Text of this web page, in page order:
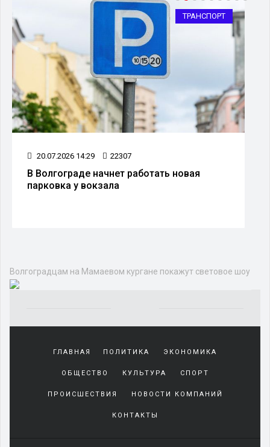
ТРАНСПОРТ
20.07.2026 14:29 22307
В Волгограде начнет работать новая
парковка у вокзала
Волгоградцам на Мамаевом кургане покажут световое шоу
sürekli
beraber
geçirerek
harcadığı
ГЛАВНАЯ ПОЛИТИКА ЭКОНОМИКА
ОБЩЕСТВО КУЛЬТУРА СПОРТ
ПРОИСШЕСТВИЯ НОВОСТИ КОМПАНИЙ
КОНТАКТЫ